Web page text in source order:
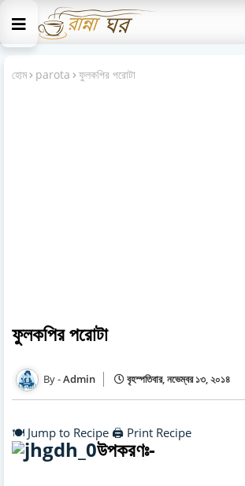
হোম parota ফুলকপির পরোটা
ফুলকপির পরোটা
Admin বৃহস্পতিবার, নভেম্বর ১৩, ২০১৪
🍽️ Jump to Recipe 🖨️ Print Recipe
উপকরণঃ-